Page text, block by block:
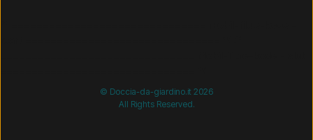
© Doccia-da-giardino.it 2026
All Rights Reserved.